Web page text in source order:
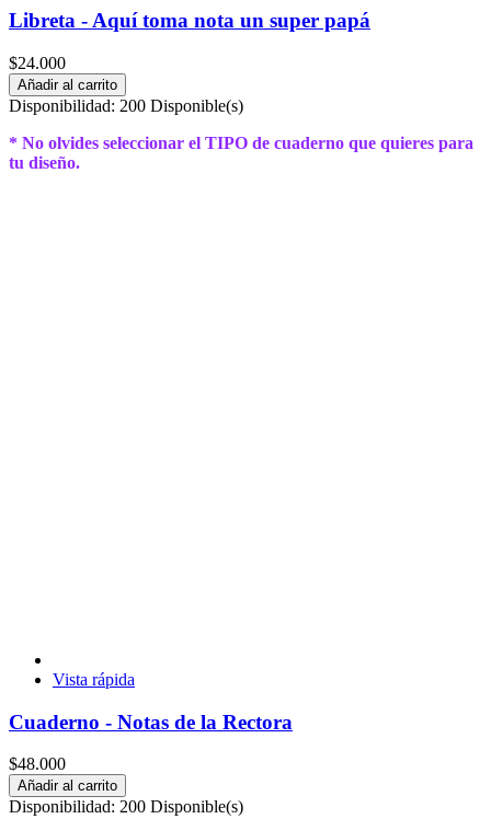
Libreta - Aquí toma nota un super papá
$24.000
Añadir al carrito
Disponibilidad: 200 Disponible(s)
* No olvides seleccionar el TIPO de cuaderno que quieres para
tu diseño.
Vista rápida
Cuaderno - Notas de la Rectora
$48.000
Añadir al carrito
Disponibilidad: 200 Disponible(s)